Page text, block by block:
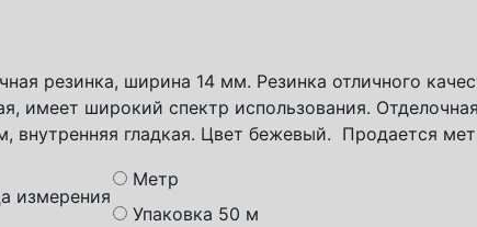
резинка, ширина 14 мм. Резинка отличного
имеет широкий спектр использования.
внутренняя гладкая. Цвет бежевый. Продается
измерения
Метр
Упаковка 50 м